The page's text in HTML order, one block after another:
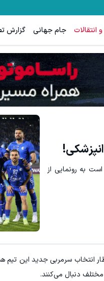
انتقالات جام جهانی گزارش
به رونمایی از
انتخاب سرمربی جدید این تیم
دنبال می‌کنند.